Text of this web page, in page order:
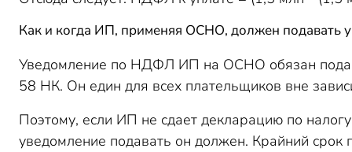
Как и когда ИП, применяя ОСНО, должен подавать
Уведомление по НДФЛ ИП на ОСНО обязан
58 НК. Он един для всех плательщиков вне
Поэтому, если ИП не сдает декларацию по
уведомление подавать он должен. Крайний